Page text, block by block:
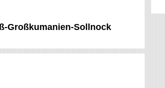
Großkumanien-Sollnock